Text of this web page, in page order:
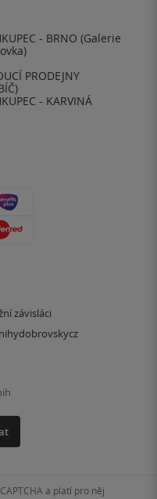
- BRNO (Galerie
PRODEJNY
- KARVINÁ
závisláci
a platí pro něj